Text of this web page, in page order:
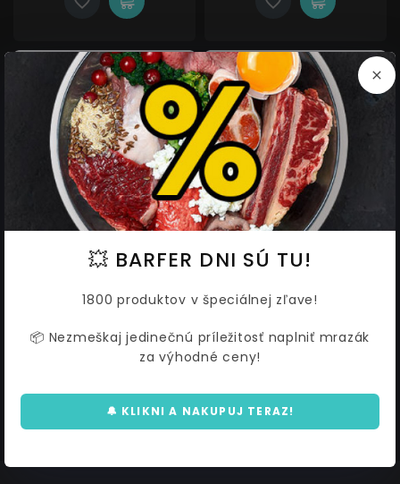
Efilačné nožnice MARS hrubšie
16/7 cm
88,43 81,36 €
AKCIA
Nožnice modelovacie Ebimex
82,19 75,61 €
AKCIA
💥 BARFER DNI SÚ TU!
1800 produktov v špeciálnej zľave!
📦 Nezmeškaj jedinečnú príležitosť naplniť mrazák
za výhodné ceny!
🔔 KLIKNI A NAKUPUJ TERAZ!